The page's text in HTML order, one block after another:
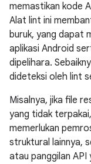
memastikan kode
Alat lint ini
buruk, yang dapat
aplikasi Android
dipelihara.
dideteksi oleh lint
Misalnya, jika file
yang tidak
memerlukan
struktural lainnya,
atau panggilan API